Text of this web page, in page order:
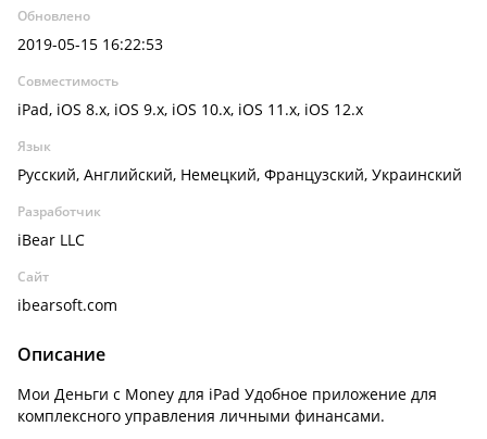
Обновлено
2019-05-15 16:22:53
Совместимость
iPad, iOS 8.x, iOS 9.x, iOS 10.x, iOS 11.x, iOS 12.x
Язык
Русский, Английский, Немецкий, Французский, Украинский
Разработчик
iBear LLC
Сайт
ibearsoft.com
Описание
Мои Деньги с Money для iPad Удобное приложение для
комплексного управления личными финансами.